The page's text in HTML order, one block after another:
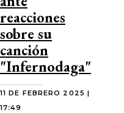
reacciones
sobre su
canción
"Infernodaga"
11 DE FEBRERO 2025 |
17:49